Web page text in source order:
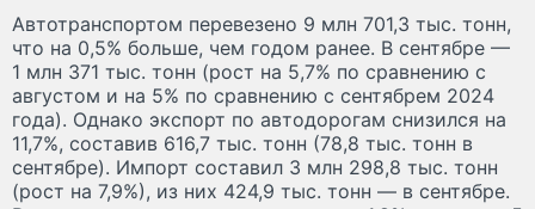
Автотранспортом перевезено 9 млн 701,3 тыс. тонн,
что на 0,5% больше, чем годом ранее. В сентябре —
1 млн 371 тыс. тонн (рост на 5,7% по сравнению с
августом и на 5% по сравнению с сентябрем 2024
года). Однако экспорт по автодорогам снизился на
11,7%, составив 616,7 тыс. тонн (78,8 тыс. тонн в
сентябре). Импорт составил 3 млн 298,8 тыс. тонн
(рост на 7,9%), из них 424,9 тыс. тонн — в сентябре.